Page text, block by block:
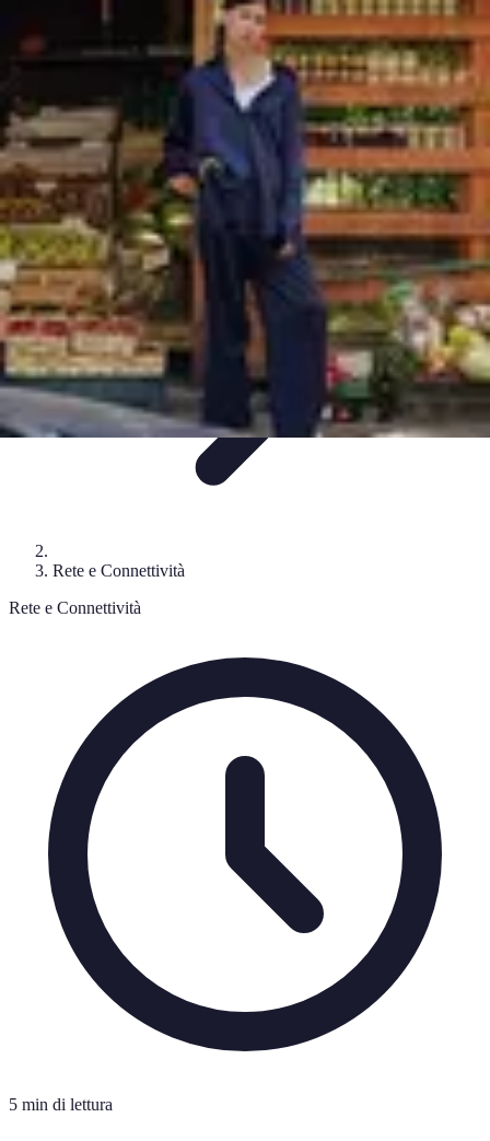
Tecnologia Utilitaria
Domotica
Salute e BenessereWearableStreaming e
Intrattenimento
Tecnologia Utilitaria
Rete e Connettività
Rete e Connettività
5 min di lettura